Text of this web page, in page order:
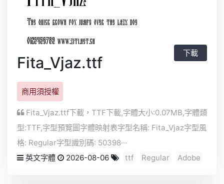
Fita_Vjaz.ttf
下載
商用須授權
Fita_Vjaz.ttf下載， TTF下載,字體大小:0.07MB,字體類
型:TTF,字型預覽圖字體映射表字型名稱: Fita_Vjaz字型風
格: Regular字型識別碼: 50398···
英文字體
2026-08-06 ttf Regular Adobe